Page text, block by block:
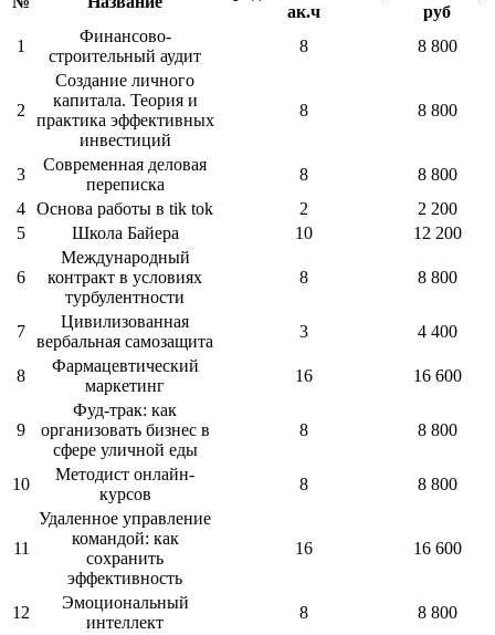
ак.ч
руб
1
Финансово-
строительный аудит
8 8 800
2
Создание личного
капитала. Теория и
практика эффективных
инвестиций
8 8 800
3
Современная деловая
переписка
8
8 800
4 Основа работы в tik tok 2
2 200
5
Школа Байера 10 12 200
6
Международный
контракт в условиях
турбулентности
8 8 800
7
Цивилизованная
вербальная самозащита
3 4 400
8
Фармацевтический
маркетинг
16 16 600
9
Фуд-трак: как
организовать бизнес в
сфере уличной еды
8 8 800
10
Методист онлайн-
курсов
8 8 800
11
Удаленное управление
командой: как
сохранить
эффективность
16 16 600
12
Эмоциональный
интеллект
8 8 800